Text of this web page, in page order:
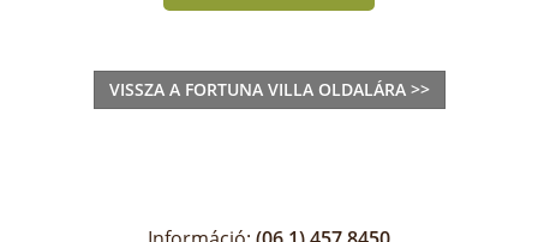
VISSZA A FORTUNA VILLA OLDALÁRA >>